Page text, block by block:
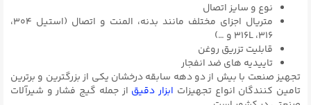
نوع و سایز اتصال
متریال اجزای مختلف مانند بدنه، المنت و اتصال (استیل ۳۰۴،
۳۱۶، 316L و …)
قابلیت تزریق روغن
تاییدیه های ضد انفجار
تجهیز صنعت با بیش از دو دهه سابقه درخشان یکی از بزرگترین و برترین
تامین کنندگان انواع تجهیزات ابزار دقیق از جمله گیج فشار و شیرآلات